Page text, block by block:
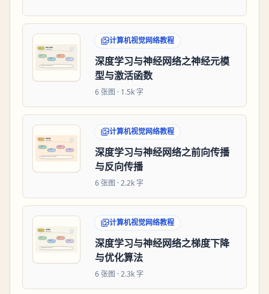
计算机视觉网络教程
深度学习与神经网络之神经元模
型与激活函数
6 张图 · 1.5k 字
计算机视觉网络教程
深度学习与神经网络之前向传播
与反向传播
6 张图 ·2.2k 字
计算机视觉网络教程
深度学习与神经网络之梯度下降
与优化算法
6 张图 ·2.3k 字